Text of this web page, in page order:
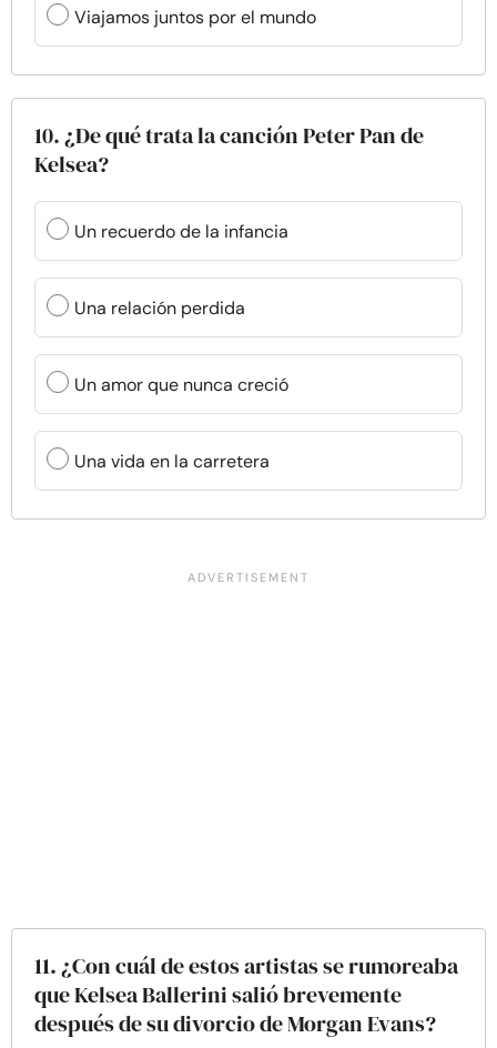
Viajamos juntos por el mundo
10. ¿De qué trata la canción Peter Pan de
Kelsea?
Un recuerdo de la infancia
Una relación perdida
Un amor que nunca creció
Una vida en la carretera
11. ¿Con cuál de estos artistas se rumoreaba
que Kelsea Ballerini salió brevemente
después de su divorcio de Morgan Evans?